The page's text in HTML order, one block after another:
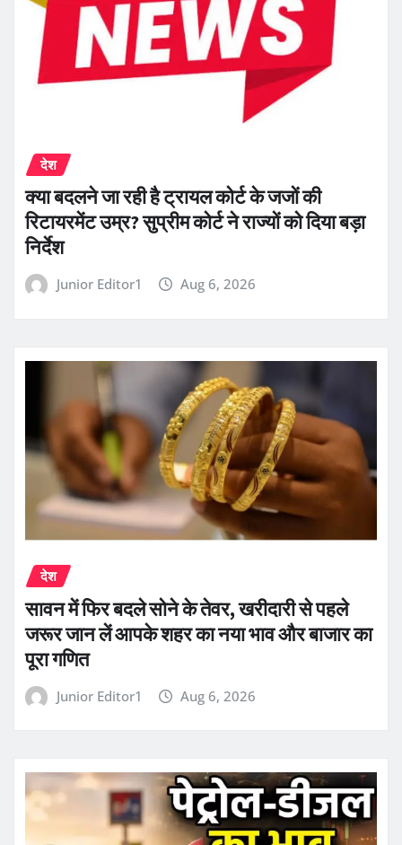
देश
क्या बदलने जा रही है ट्रायल कोर्ट के जजों की
रिटायरमेंट उम्र? सुप्रीम कोर्ट ने राज्यों को दिया बड़ा
निर्देश
Junior Editor1 Aug 6, 2026
देश
सावन में फिर बदले सोने के तेवर, खरीदारी से पहले
जरूर जान लें आपके शहर का नया भाव और बाजार का
पूरा गणित
Junior Editor1 Aug 6, 2026